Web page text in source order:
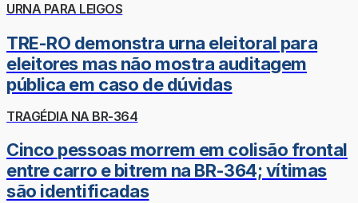
URNA PARA LEIGOS
TRE-RO demonstra urna eleitoral para
eleitores mas não mostra auditagem
pública em caso de dúvidas
TRAGÉDIA NA BR-364
Cinco pessoas morrem em colisão frontal
entre carro e bitrem na BR-364; vítimas
são identificadas